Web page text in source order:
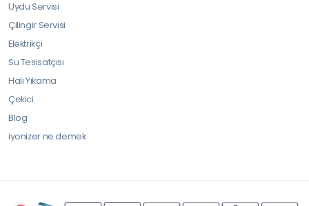
Uydu Servisi
Çilingir Servisi
Elektrikçi
Su Tesisatçısı
Halı Yıkama
Çekici
Blog
iyonizer ne demek